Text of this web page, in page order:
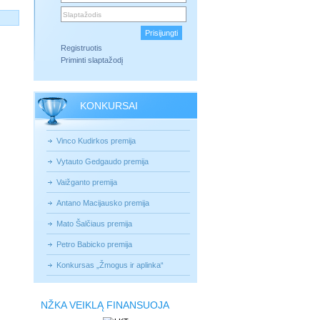
Registruotis
Priminti slaptažodį
KONKURSAI
Vinco Kudirkos premija
Vytauto Gedgaudo premija
Vaižganto premija
Antano Macijausko premija
Mato Šalčiaus premija
Petro Babicko premija
Konkursas „Žmogus ir aplinka“
NŽKA VEIKLĄ FINANSUOJA